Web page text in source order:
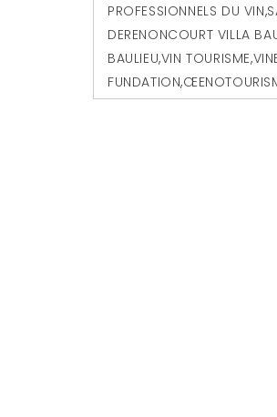
PROFESSIONNELS DU VIN,
DERENONCOURT VILLA
BAULIEU,VIN TOURISME,
FUNDATION,